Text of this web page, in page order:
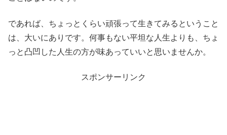
であれば、ちょっとくらい頑張って生きてみるということ
は、大いにありです。何事もない平坦な人生よりも、ちょ
っと凸凹した人生の方が味あっていいと思いませんか。
スポンサーリンク